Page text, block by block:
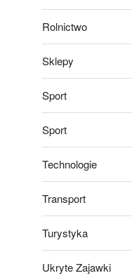
Rolnictwo
Sklepy
Sport
Sport
Technologie
Transport
Turystyka
Ukryte Zajawki